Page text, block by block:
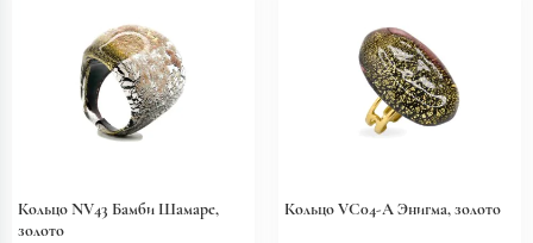
Кольцо NV43 Бамби Шамаре,
золото
Кольцо VC04-A Энигма, золото